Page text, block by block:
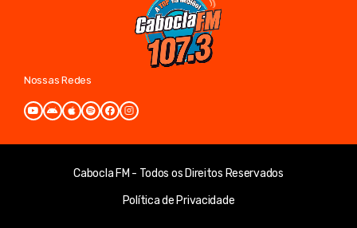
Nossas Redes
Cabocla FM - Todos os Direitos Reservados
Política de Privacidade